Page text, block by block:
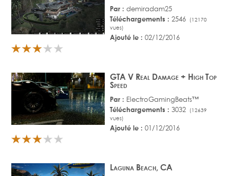
Par : demiradam25
Téléchargements : 2546
(12170
vues)
Ajouté le : 02/12/2016
GTA V Real Damage + High Top
Speed
Par : ElectroGamingBeats™
Téléchargements : 3032
(12639
vues)
Ajouté le : 01/12/2016
Laguna Beach, CA